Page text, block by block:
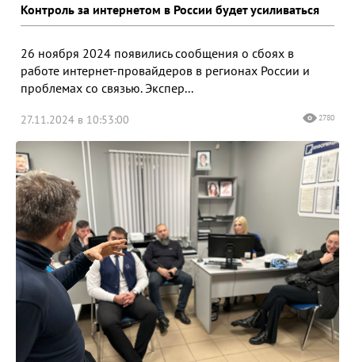
Контроль за интернетом в России будет усиливаться
26 ноября 2024 появились сообщения о сбоях в
работе интернет-провайдеров в регионах России и
проблемах со связью. Экспер...
27.11.2024 в 10:53:00 2780